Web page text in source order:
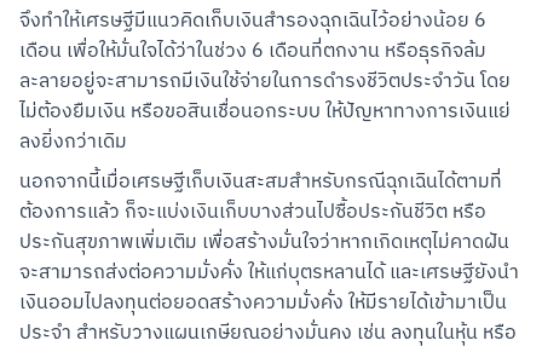
จึงทำให้เศรษฐีมีแนวคิดเก็บเงินสำรองฉุกเฉินไว้อย่างน้อย 6
เดือน เพื่อให้มั่นใจได้ว่าในช่วง 6 เดือนที่ตกงาน หรือธุรกิจล้ม
ละลายอยู่จะสามารถมีเงินใช้จ่ายในการดำรงชีวิตประจำวัน โดย
ไม่ต้องยืมเงิน หรือขอสินเชื่อนอกระบบ ให้ปัญหาทางการเงินแย่
ลงยิ่งกว่าเดิม
นอกจากนี้เมื่อเศรษฐีเก็บเงินสะสมสำหรับกรณีฉุกเฉินได้ตามที่
ต้องการแล้ว ก็จะแบ่งเงินเก็บบางส่วนไปซื้อประกันชีวิต หรือ
ประกันสุขภาพเพิ่มเติม เพื่อสร้างมั่นใจว่าหากเกิดเหตุไม่คาดฝัน
จะสามารถส่งต่อความมั่งคั่ง ให้แก่บุตรหลานได้ และเศรษฐียังนำ
เงินออมไปลงทุนต่อยอดสร้างความมั่งคั่ง ให้มีรายได้เข้ามาเป็น
ประจำ สำหรับวางแผนเกษียณอย่างมั่นคง เช่น ลงทุนในหุ้น หรือ